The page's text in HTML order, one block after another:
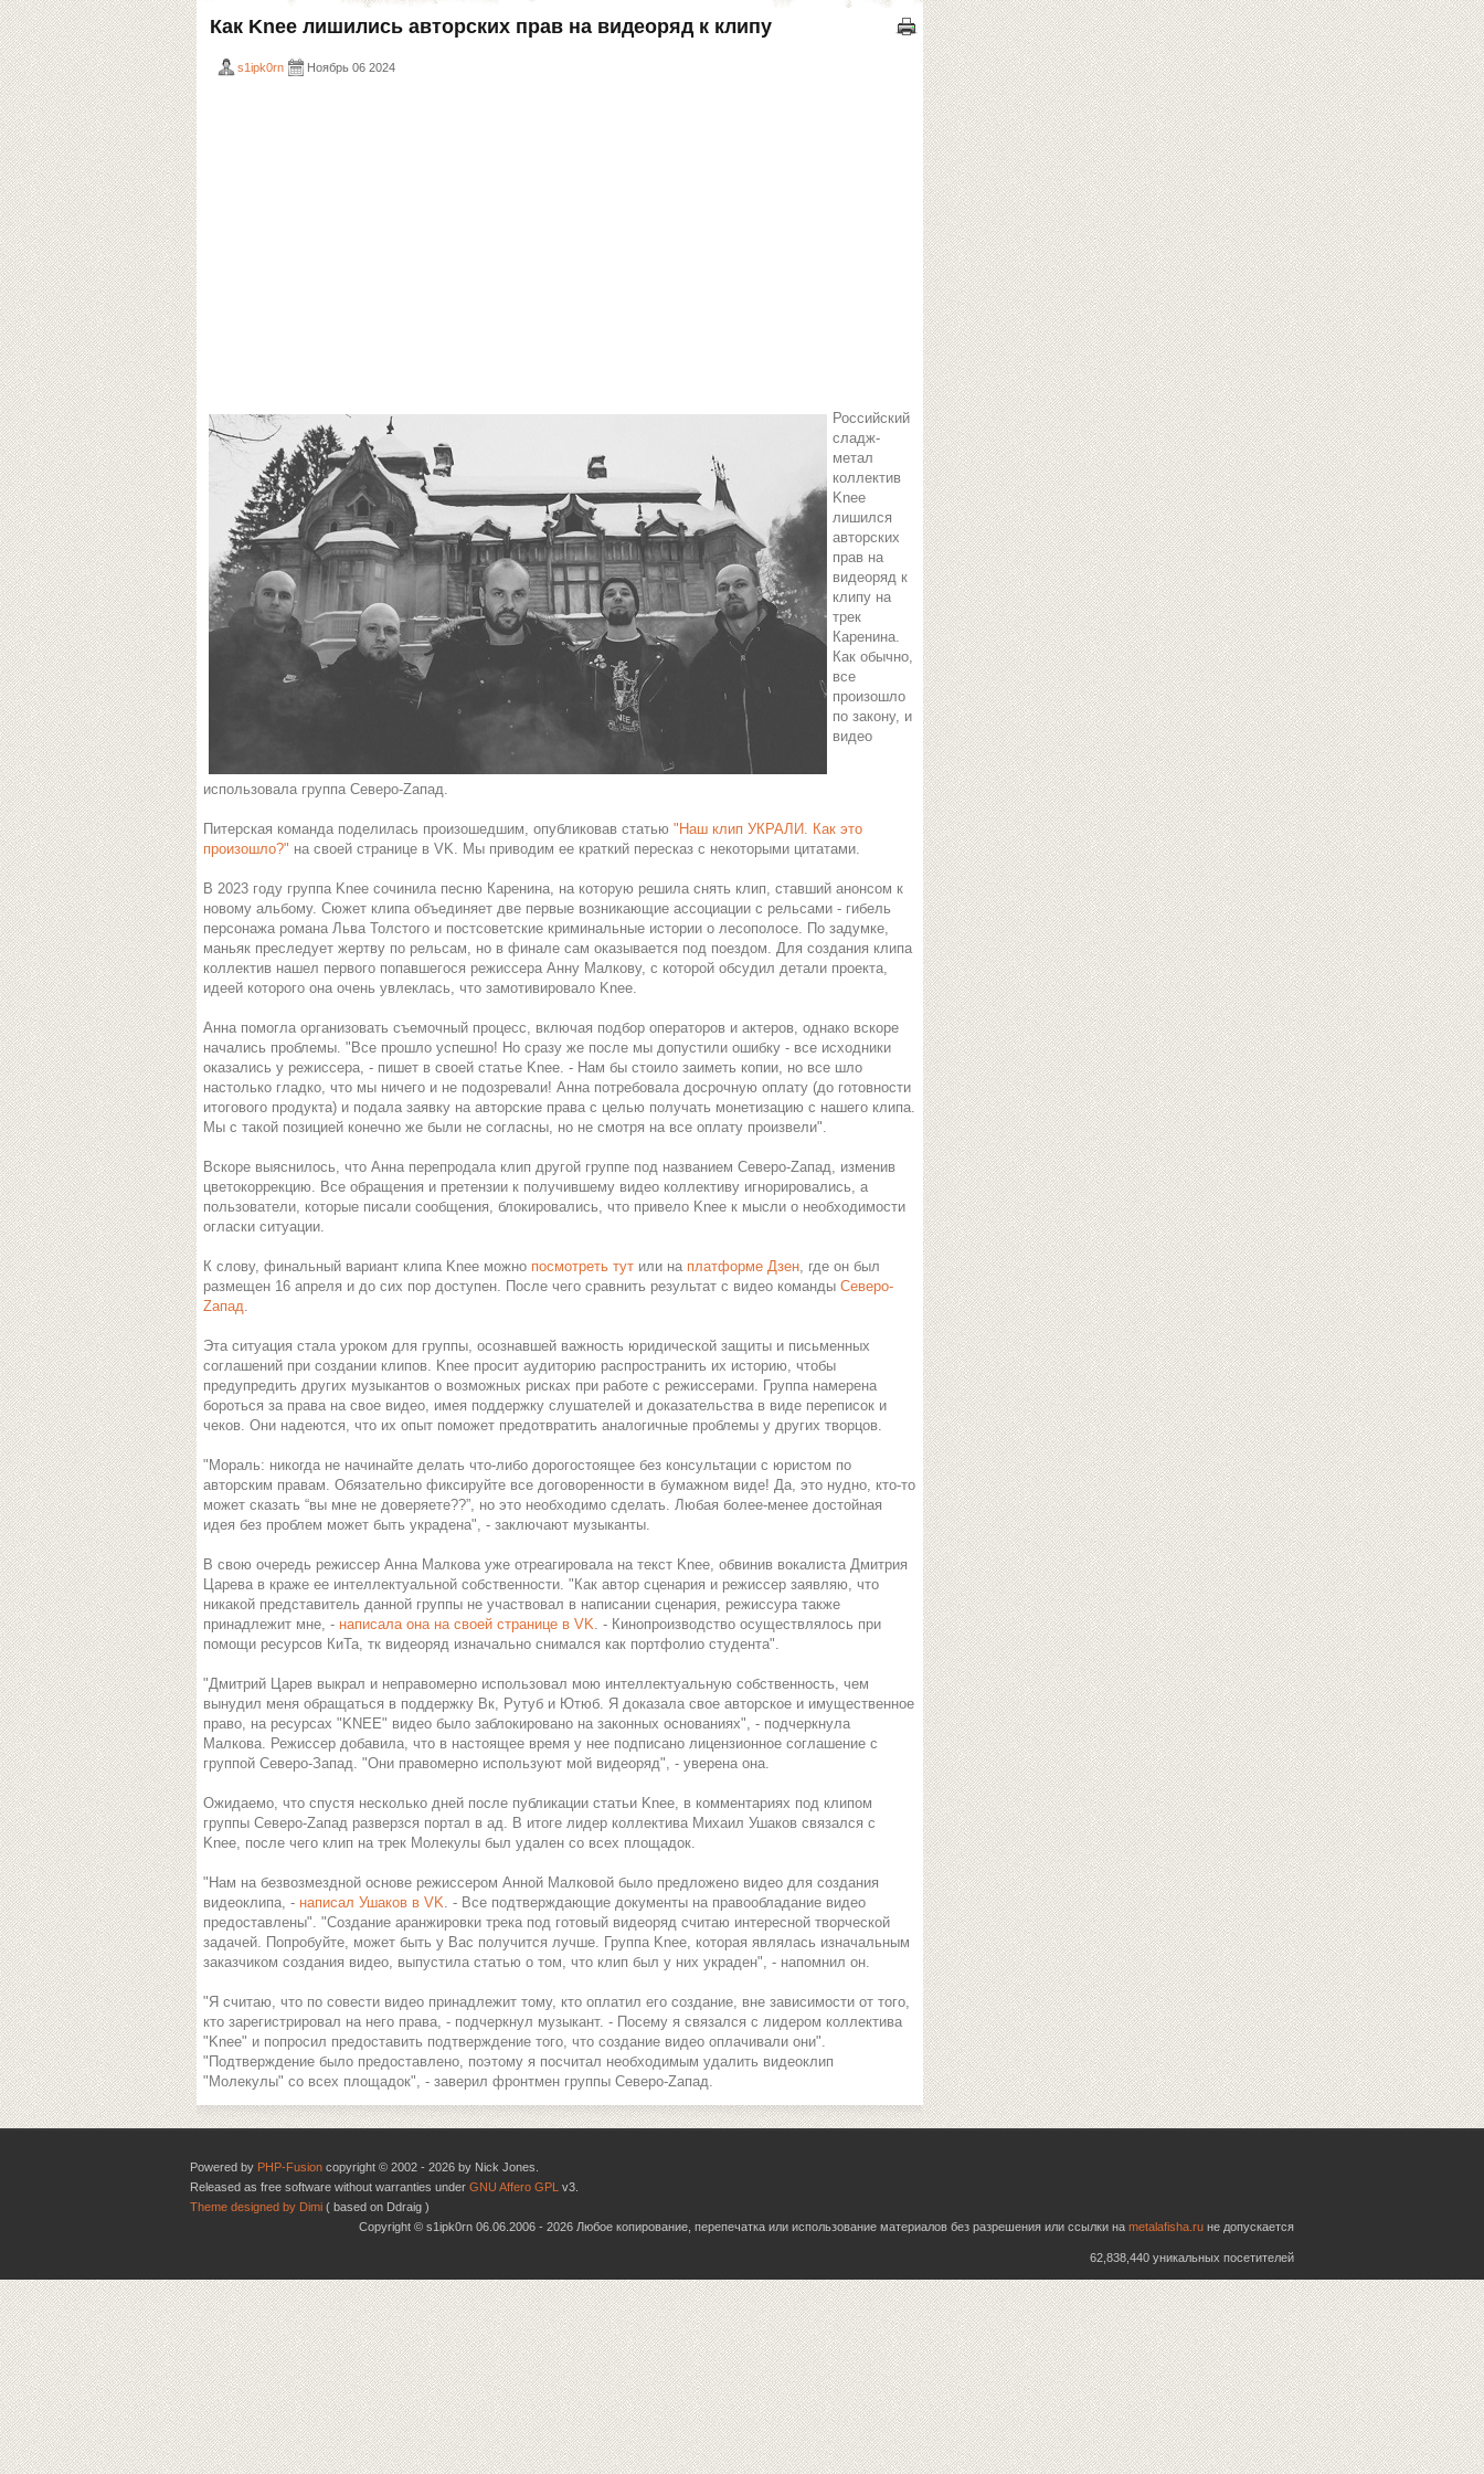
Как Knee лишились авторских прав на видеоряд к клипу
s1ipk0rn Ноябрь 06 2024
Российский
сладж-
метал
коллектив
Knee
лишился
авторских
прав на
видеоряд к
клипу на
трек
Каренина.
Как обычно,
все
произошло
по закону, и
видео
использовала группа Северо-Zапад.
Питерская команда поделилась произошедшим, опубликовав статью "Наш клип УКРАЛИ. Как это
произошло?" на своей странице в VK. Мы приводим ее краткий пересказ с некоторыми цитатами.
В 2023 году группа Knee сочинила песню Каренина, на которую решила снять клип, ставший анонсом к
новому альбому. Сюжет клипа объединяет две первые возникающие ассоциации с рельсами - гибель
персонажа романа Льва Толстого и постсоветские криминальные истории о лесополосе. По задумке,
маньяк преследует жертву по рельсам, но в финале сам оказывается под поездом. Для создания клипа
коллектив нашел первого попавшегося режиссера Анну Малкову, с которой обсудил детали проекта,
идеей которого она очень увлеклась, что замотивировало Knee.
Анна помогла организовать съемочный процесс, включая подбор операторов и актеров, однако вскоре
начались проблемы. "Все прошло успешно! Но сразу же после мы допустили ошибку - все исходники
оказались у режиссера, - пишет в своей статье Knee. - Нам бы стоило заиметь копии, но все шло
настолько гладко, что мы ничего и не подозревали! Анна потребовала досрочную оплату (до готовности
итогового продукта) и подала заявку на авторские права с целью получать монетизацию с нашего клипа.
Мы с такой позицией конечно же были не согласны, но не смотря на все оплату произвели".
Вскоре выяснилось, что Анна перепродала клип другой группе под названием Северо-Zапад, изменив
цветокоррекцию. Все обращения и претензии к получившему видео коллективу игнорировались, а
пользователи, которые писали сообщения, блокировались, что привело Knee к мысли о необходимости
огласки ситуации.
К слову, финальный вариант клипа Knee можно посмотреть тут или на платформе Дзен, где он был
размещен 16 апреля и до сих пор доступен. После чего сравнить результат с видео команды Северо-
Zапад.
Эта ситуация стала уроком для группы, осознавшей важность юридической защиты и письменных
соглашений при создании клипов. Knee просит аудиторию распространить их историю, чтобы
предупредить других музыкантов о возможных рисках при работе с режиссерами. Группа намерена
бороться за права на свое видео, имея поддержку слушателей и доказательства в виде переписок и
чеков. Они надеются, что их опыт поможет предотвратить аналогичные проблемы у других творцов.
"Мораль: никогда не начинайте делать что-либо дорогостоящее без консультации с юристом по
авторским правам. Обязательно фиксируйте все договоренности в бумажном виде! Да, это нудно, кто-то
может сказать “вы мне не доверяете??”, но это необходимо сделать. Любая более-менее достойная
идея без проблем может быть украдена", - заключают музыканты.
В свою очередь режиссер Анна Малкова уже отреагировала на текст Knee, обвинив вокалиста Дмитрия
Царева в краже ее интеллектуальной собственности. "Как автор сценария и режиссер заявляю, что
никакой представитель данной группы не участвовал в написании сценария, режиссура также
принадлежит мне, - написала она на своей странице в VK. - Кинопроизводство осуществлялось при
помощи ресурсов КиТа, тк видеоряд изначально снимался как портфолио студента".
"Дмитрий Царев выкрал и неправомерно использовал мою интеллектуальную собственность, чем
вынудил меня обращаться в поддержку Вк, Рутуб и Ютюб. Я доказала свое авторское и имущественное
право, на ресурсах "KNEE" видео было заблокировано на законных основаниях", - подчеркнула
Малкова. Режиссер добавила, что в настоящее время у нее подписано лицензионное соглашение с
группой Северо-Запад. "Они правомерно используют мой видеоряд", - уверена она.
Ожидаемо, что спустя несколько дней после публикации статьи Knee, в комментариях под клипом
группы Северо-Zапад разверзся портал в ад. В итоге лидер коллектива Михаил Ушаков связался с
Knee, после чего клип на трек Молекулы был удален со всех площадок.
"Нам на безвозмездной основе режиссером Анной Малковой было предложено видео для создания
видеоклипа, - написал Ушаков в VK. - Все подтверждающие документы на правообладание видео
предоставлены". "Создание аранжировки трека под готовый видеоряд считаю интересной творческой
задачей. Попробуйте, может быть у Вас получится лучше. Группа Knee, которая являлась изначальным
заказчиком создания видео, выпустила статью о том, что клип был у них украден", - напомнил он.
"Я считаю, что по совести видео принадлежит тому, кто оплатил его создание, вне зависимости от того,
кто зарегистрировал на него права, - подчеркнул музыкант. - Посему я связался с лидером коллектива
"Knee" и попросил предоставить подтверждение того, что создание видео оплачивали они".
"Подтверждение было предоставлено, поэтому я посчитал необходимым удалить видеоклип
"Молекулы" со всех площадок", - заверил фронтмен группы Северо-Zапад.
Powered by PHP-Fusion copyright © 2002 - 2026 by Nick Jones.
Released as free software without warranties under GNU Affero GPL v3.
Theme designed by Dimi ( based on Ddraig )
Copyright © s1ipk0rn 06.06.2006 - 2026 Любое копирование, перепечатка или использование материалов без разрешения или ссылки на metalafisha.ru не допускается
62,838,440 уникальных посетителей